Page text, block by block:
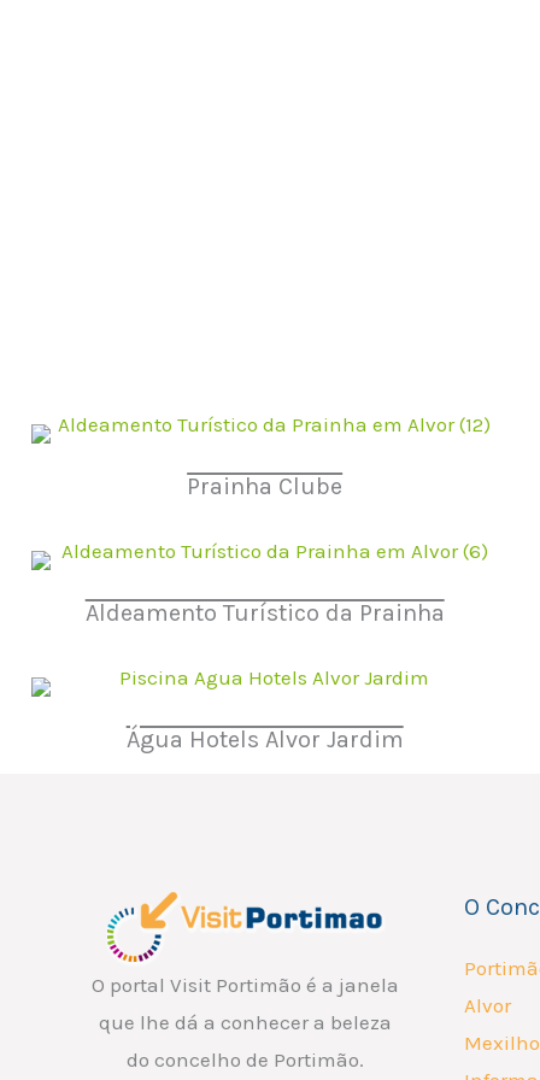
Prainha Clube
Aldeamento Turístico da Prainha
Água Hotels Alvor Jardim
O portal Visit Portimão é a janela
que lhe dá a conhecer a beleza
do concelho de Portimão.
O
Alvor